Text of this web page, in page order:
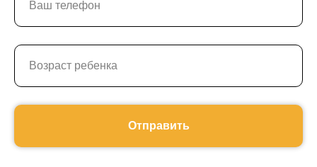
Отправить